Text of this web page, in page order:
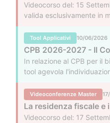
Videocorso del: 15
valida esclusivamente in
Tool Applicativi 10/06/2026
CPB 2026-2027 - Il
In relazione al CPB per il
tool agevola
flat tax incrementale
Videoconferenze Master
La residenza fiscale e
Videocorso del: 17